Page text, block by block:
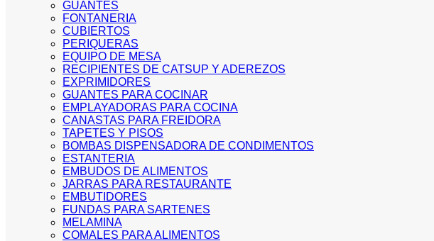
GUANTES
FONTANERIA
CUBIERTOS
PERIQUERAS
EQUIPO DE MESA
RECIPIENTES DE CATSUP Y ADEREZOS
EXPRIMIDORES
GUANTES PARA COCINAR
EMPLAYADORAS PARA COCINA
CANASTAS PARA FREIDORA
TAPETES Y PISOS
BOMBAS DISPENSADORA DE CONDIMENTOS
ESTANTERIA
EMBUDOS DE ALIMENTOS
JARRAS PARA RESTAURANTE
EMBUTIDORES
FUNDAS PARA SARTENES
MELAMINA
COMALES PARA ALIMENTOS